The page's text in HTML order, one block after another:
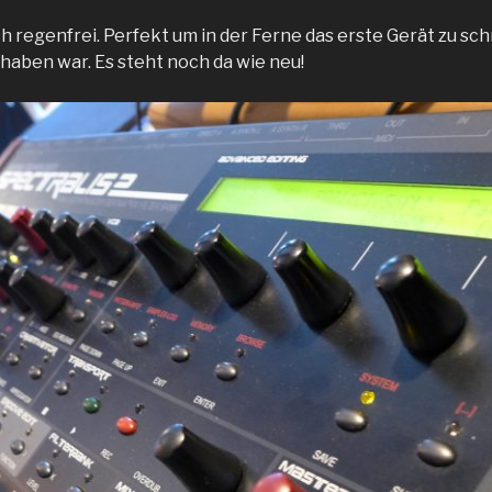
regenfrei. Perfekt um in der Ferne das erste Gerät zu
war. Es steht noch da wie neu!